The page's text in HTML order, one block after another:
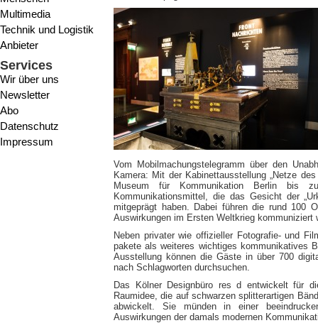
Multimedia
Technik und Logistik
Anbieter
Services
Wir über uns
Newsletter
Abo
Datenschutz
Impressum
Vom Mobilmachungstelegramm über den
Kamera: Mit der Kabinettausstellung „Netze
Museum für Kommunikation Berlin bis
Kommunikationsmittel, die das Gesicht der
mitgeprägt haben. Dabei führen die rund 100
Auswirkungen im Ersten Weltkrieg kommuniziert
Neben privater wie offizieller Fotografie- und
pakete als weiteres wichtiges kommunikatives
Ausstellung können die Gäste in über 700
nach Schlagworten durchsuchen.
Das Kölner Designbüro res d entwickelt für
Raumidee, die auf schwarzen splitterartigen
abwickelt. Sie münden in einer
Auswirkungen der damals modernen